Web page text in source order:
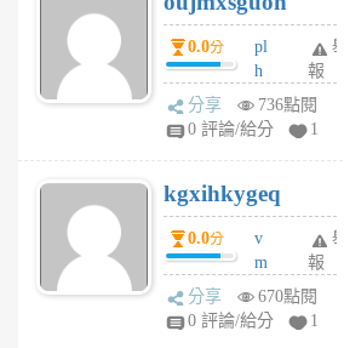
月
前
月
前
0.0分
pl
h
wi
w
6
個
月
前
舉
報
分享
736點閱
0 評論/給分
1
kgxihkygeq
0.0分
v
m
sg
sr
舉
報
分享
670點閱
0 評論/給分
1